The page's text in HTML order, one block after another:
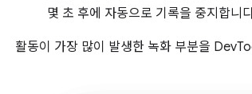
몇 초 후에 자동으로 기록을 중지합니
활동이 가장 많이 발생한 녹화 부분을